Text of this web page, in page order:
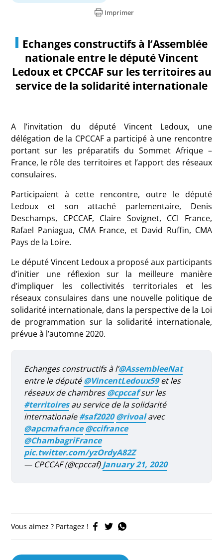
Imprimer
Echanges constructifs à l’Assemblée
nationale entre le député Vincent
Ledoux et CPCCAF sur les territoires au
service de la solidarité internationale
A l’invitation du député Vincent Ledoux, une
délégation de la CPCCAF a participé à une rencontre
portant sur les préparatifs du Sommet Afrique –
France, le rôle des territoires et l’apport des réseaux
consulaires.
Participaient à cette rencontre, outre le député
Ledoux et son attaché parlementaire, Denis
Deschamps, CPCCAF, Claire Sovignet, CCI France,
Rafael Paniagua, CMA France, et David Ruffin, CMA
Pays de la Loire.
Le député Vincent Ledoux a proposé aux participants
d’initier une réflexion sur la meilleure manière
d’impliquer les collectivités territoriales et les
réseaux consulaires dans une nouvelle politique de
solidarité internationale, dans la perspective de la Loi
de programmation sur la solidarité internationale,
prévue à l’automne 2020.
Echanges constructifs à l’⁦@AssembleeNat⁩
entre le député ⁦@VincentLedoux59⁩ et les
réseaux de chambres@cpccafsur les
#territoiresau service de la solidarité
internationale#saf2020 @rivoalavec
@apcmafrance⁩ ⁦@ccifrance⁩
@ChambagriFrance
pic.twitter.com/yzOrdyA82Z
— CPCCAF (@cpccaf)January 21, 2020
Vous aimez ? Partagez !